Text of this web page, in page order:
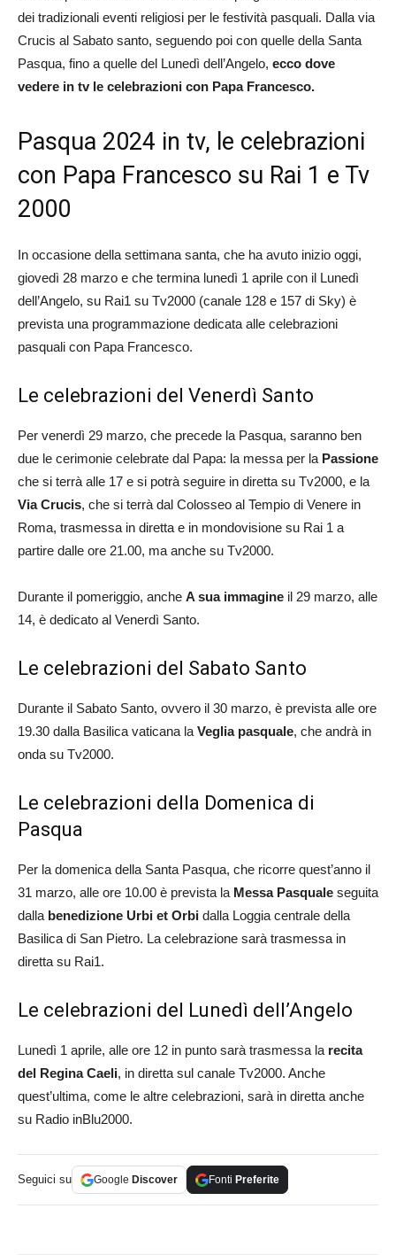
dei tradizionali eventi religiosi per le festività pasquali. Dalla via
Crucis al Sabato santo, seguendo poi con quelle della Santa
Pasqua, fino a quelle del Lunedì dell’Angelo, ecco dove
vedere in tv le celebrazioni con Papa Francesco.
Pasqua 2024 in tv, le celebrazioni
con Papa Francesco su Rai 1 e Tv
2000
In occasione della settimana santa, che ha avuto inizio oggi,
giovedì 28 marzo e che termina lunedì 1 aprile con il Lunedì
dell’Angelo, su Rai1 su Tv2000 (canale 128 e 157 di Sky) è
prevista una programmazione dedicata alle celebrazioni
pasquali con Papa Francesco.
Le celebrazioni del Venerdì Santo
Per venerdì 29 marzo, che precede la Pasqua, saranno ben
due le cerimonie celebrate dal Papa: la messa per la Passione
che si terrà alle 17 e si potrà seguire in diretta su Tv2000, e la
Via Crucis, che si terrà dal Colosseo al Tempio di Venere in
Roma, trasmessa in diretta e in mondovisione su Rai 1 a
partire dalle ore 21.00, ma anche su Tv2000.
Durante il pomeriggio, anche A sua immagine il 29 marzo, alle
14, è dedicato al Venerdì Santo.
Le celebrazioni del Sabato Santo
Durante il Sabato Santo, ovvero il 30 marzo, è prevista alle ore
19.30 dalla Basilica vaticana la Veglia pasquale, che andrà in
onda su Tv2000.
Le celebrazioni della Domenica di
Pasqua
Per la domenica della Santa Pasqua, che ricorre quest’anno il
31 marzo, alle ore 10.00 è prevista la Messa Pasquale seguita
dalla benedizione Urbi et Orbi dalla Loggia centrale della
Basilica di San Pietro. La celebrazione sarà trasmessa in
diretta su Rai1.
Le celebrazioni del Lunedì dell’Angelo
Lunedì 1 aprile, alle ore 12 in punto sarà trasmessa la recita
del Regina Caeli, in diretta sul canale Tv2000. Anche
quest’ultima, come le altre celebrazioni, sarà in diretta anche
su Radio inBlu2000.
Seguici su Google Discover Fonti Preferite